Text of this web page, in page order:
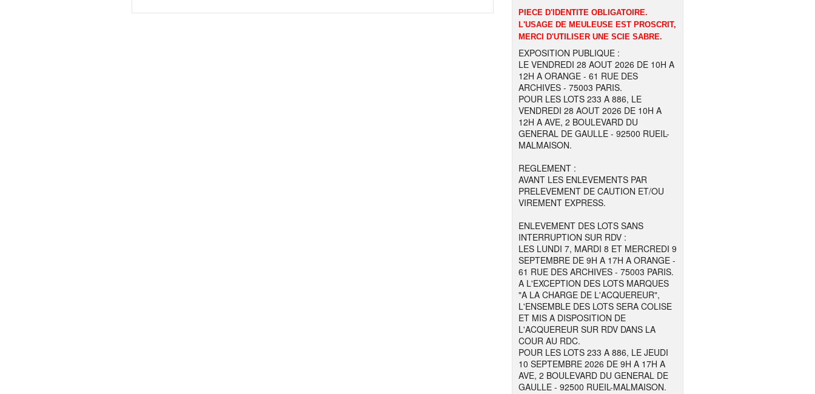
PIECE D'IDENTITE OBLIGATOIRE.
L'USAGE DE MEULEUSE EST PROSCRIT,
MERCI D'UTILISER UNE SCIE SABRE.
EXPOSITION PUBLIQUE :
LE VENDREDI 28 AOUT 2026 DE 10H A
12H A ORANGE - 61 RUE DES
ARCHIVES - 75003 PARIS.
POUR LES LOTS 233 A 886, LE
VENDREDI 28 AOUT 2026 DE 10H A
12H A AVE, 2 BOULEVARD DU
GENERAL DE GAULLE - 92500 RUEIL-
MALMAISON.
REGLEMENT :
AVANT LES ENLEVEMENTS PAR
PRELEVEMENT DE CAUTION ET/OU
VIREMENT EXPRESS.
ENLEVEMENT DES LOTS SANS
INTERRUPTION SUR RDV :
LES LUNDI 7, MARDI 8 ET MERCREDI 9
SEPTEMBRE DE 9H A 17H A ORANGE -
61 RUE DES ARCHIVES - 75003 PARIS.
A L'EXCEPTION DES LOTS MARQUES
"A LA CHARGE DE L'ACQUEREUR",
L'ENSEMBLE DES LOTS SERA COLISE
ET MIS A DISPOSITION DE
L'ACQUEREUR SUR RDV DANS LA
COUR AU RDC.
POUR LES LOTS 233 A 886, LE JEUDI
10 SEPTEMBRE 2026 DE 9H A 17H A
AVE, 2 BOULEVARD DU GENERAL DE
GAULLE - 92500 RUEIL-MALMAISON.